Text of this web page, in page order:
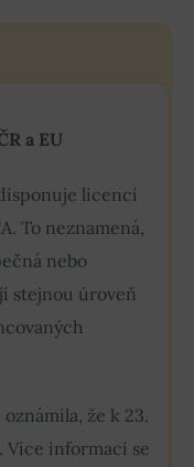
a EU
licencí
To neznamená,
nebo
stejnou úroveň
že k 23.
Více informací se